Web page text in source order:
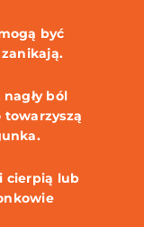
być
ból
cierpią lub